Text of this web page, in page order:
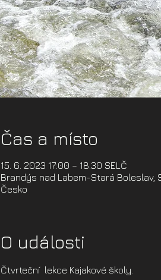
Čas a místo
15. 6. 2023 17:00 – 18:30 SELČ
Brandýs nad Labem-Stará Boleslav,
Česko
O události
Čtvrteční  lekce Kajakové školy.